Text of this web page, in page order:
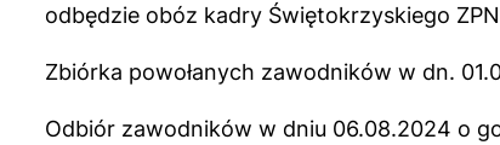
odbędzie obóz kadry Świętokrzyskiego
Zbiórka powołanych zawodników w dn.
Odbiór zawodników w dniu 06.08.2024 o